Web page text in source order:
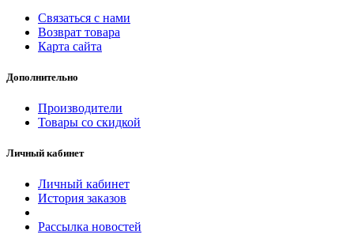
Связаться с нами
Возврат товара
Карта сайта
Дополнительно
Производители
Товары со скидкой
Личный кабинет
Личный кабинет
История заказов
Рассылка новостей